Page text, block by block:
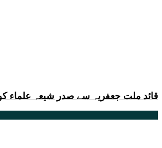
قائد ملت جعفریہ سے صدر شیعہ علماء